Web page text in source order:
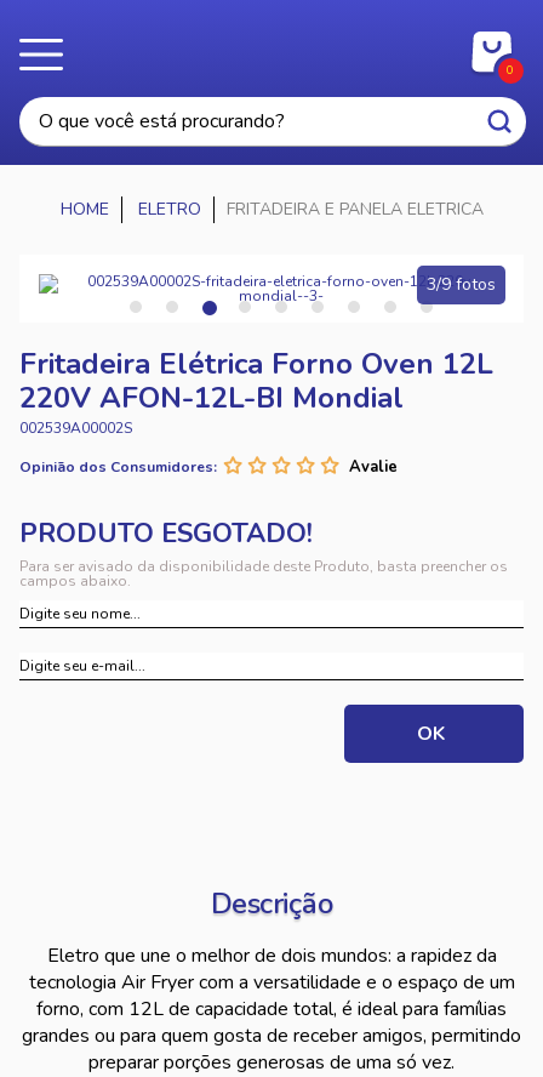
0
ELETRO FRITADEIRA E PANELA ELETRICA
3/9 fotos
Fritadeira Elétrica Forno Oven 12L
220V AFON-12L-BI Mondial
002539A00002S
Opinião dos Consumidores:
Para ser avisado da disponibilidade deste Produto, basta preencher os
campos abaixo.
Descrição
Eletro que une o melhor de dois mundos: a rapidez da
tecnologia Air Fryer com a versatilidade e o espaço de um
forno, com 12L de capacidade total, é ideal para famílias
grandes ou para quem gosta de receber amigos, permitindo
preparar porções generosas de uma só vez.